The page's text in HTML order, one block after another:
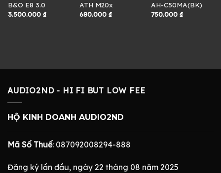
B&O E8 3.0
3.500.000 ₫
ATH M20x
680.000₫
AH-C50MA(BK)
750.000₫
AUDIO2ND - HI FI BUT LOW FEE
HỘ KINH DOANH AUDIO2ND
Mã Số Thuế: 087092008294-888
Đăng ký lần đầu, ngày 22 tháng 08 năm 2025